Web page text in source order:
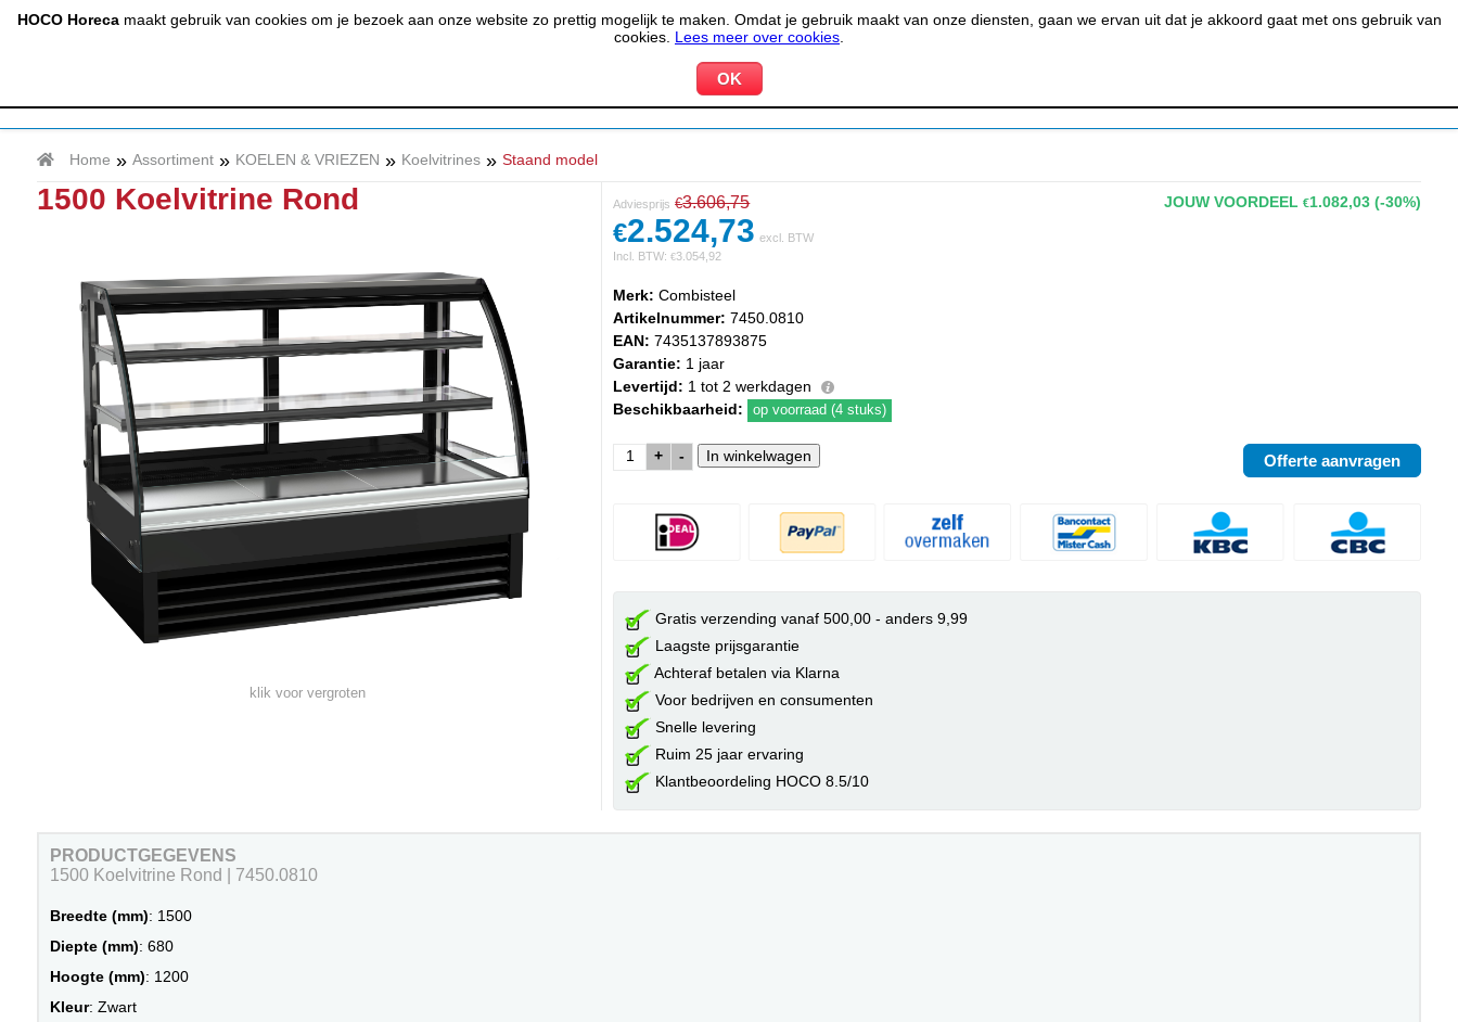
HOCO Horecamaakt gebruik van cookies om je bezoek aan onze website zo prettig mogelijk te maken. Omdat je gebruik maakt van onze diensten, gaan we ervan uit dat je akkoord gaat met ons gebruik van
cookies. Lees meer over cookies
(020) 497 6325 info@hocohoreca.nl MIJN ACCOUNT BESTELSTATUS 0 WINKELWAGEN
KOELEN &
Home » Assortiment » KOELEN & VRIEZEN » Koelvitrines » Staand model
1500 Koelvitrine Rond
klik voor vergroten
Adviesprijs €3.606,75 JOUW VOORDEEL€1.082,03 (-30%)
€2.524,73 excl. BTW
Incl. BTW:€3.054,92
Merk: Combisteel
Artikelnummer: 7450.0810
EAN: 7435137893875
Garantie: 1 jaar
Levertijd: 1 tot 2 werkdagen
Beschikbaarheid:
op voorraad (4 stuks)
+ -
Gratis verzending vanaf 500,00 - anders 9,99
Laagste prijsgarantie
Achteraf betalen via Klarna
Voor bedrijven en consumenten
Snelle levering
Ruim 25 jaar ervaring
Klantbeoordeling HOCO 8.5/10
PRODUCTGEGEVENS
1500 Koelvitrine Rond | 7450.0810
Breedte (mm): 1500
Diepte (mm): 680
Hoogte (mm): 1200
Kleur: Zwart